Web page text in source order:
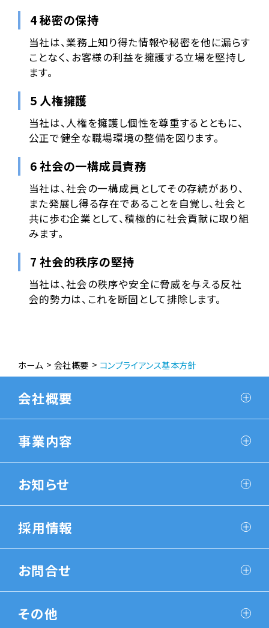
4 秘密の保持
当社は、業務上知り得た情報や秘密を他に漏らす
ことなく、お客様の利益を擁護する立場を堅持し
ます。
5 人権擁護
当社は、人権を擁護し個性を尊重するとともに、
公正で健全な職場環境の整備を図ります。
6 社会の一構成員責務
当社は、社会の一構成員としてその存続があり、
また発展し得る存在であることを自覚し、社会と
共に歩む企業として、積極的に社会貢献に取り組
みます。
7 社会的秩序の堅持
当社は、社会の秩序や安全に脅威を与える反社
会的勢力は、これを断固として排除します。
ホーム 会社概要 コンプライアンス基本方針
会社概要
事業内容
お知らせ
採用情報
お問合せ
その他